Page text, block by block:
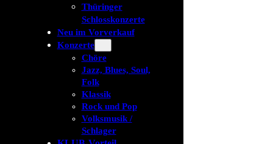
Thüringer
Schlosskonzerte
Neu im Vorverkauf
Konzerte
Chöre
Jazz, Blues, Soul,
Folk
Klassik
Rock und Pop
Volksmusik /
Schlager